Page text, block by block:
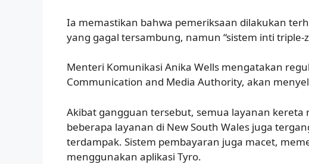
Ia memastikan bahwa pemeriksaan dilakukan
yang gagal tersambung, namun “sistem inti triple-
Menteri Komunikasi Anika Wells mengatakan
Communication and Media Authority, akan
Akibat gangguan tersebut, semua layanan
beberapa layanan di New South Wales juga
terdampak. Sistem pembayaran juga macet,
menggunakan aplikasi Tyro.